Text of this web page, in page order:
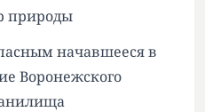
природы
начавшееся в
Воронежского